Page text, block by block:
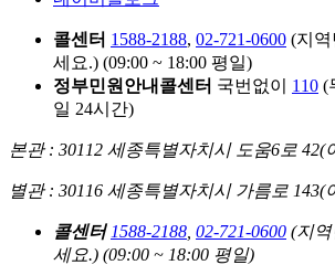
콜센터 1588-2188, 02-721-0600 (지역
세요.) (09:00 ~ 18:00 평일)
정부민원안내콜센터 국번없이 110 (
일 24시간)
본관 : 30112 세종특별자치시 도움6로 42(
별관 : 30116 세종특별자치시 가름로 143(
콜센터 1588-2188 02-721-0600 (지역
세요.) (09:00 ~ 18:00 평일)